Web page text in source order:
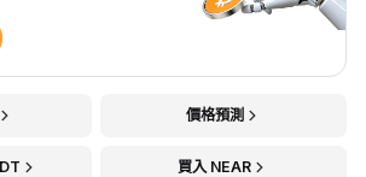
價格預測
買入 NEAR